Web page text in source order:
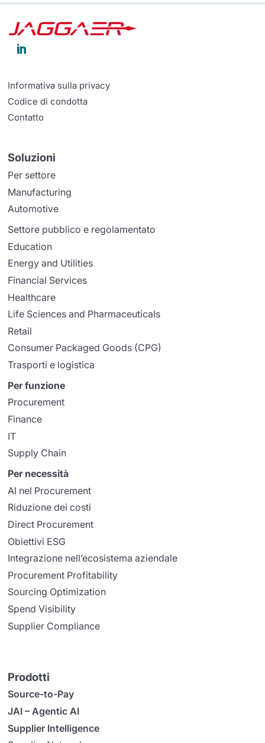

Informativa sulla privacy
Codice di condotta
Contatto
Soluzioni
Per settore
Manufacturing
Automotive
Settore pubblico e regolamentato
Education
Energy and Utilities
Financial Services
Healthcare
Life Sciences and Pharmaceuticals
Retail
Consumer Packaged Goods (CPG)
Trasporti e logistica
Per funzione
Procurement
Finance
IT
Supply Chain
Per necessità
AI nel Procurement
Riduzione dei costi
Direct Procurement
Obiettivi ESG
Integrazione nell’ecosistema aziendale
Procurement Profitability
Sourcing Optimization
Spend Visibility
Supplier Compliance
Prodotti
Source-to-Pay
JAI – Agentic AI
Supplier Intelligence